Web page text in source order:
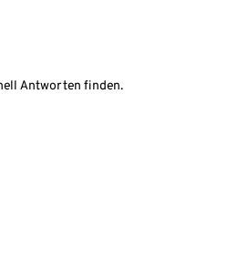
Antworten finden.